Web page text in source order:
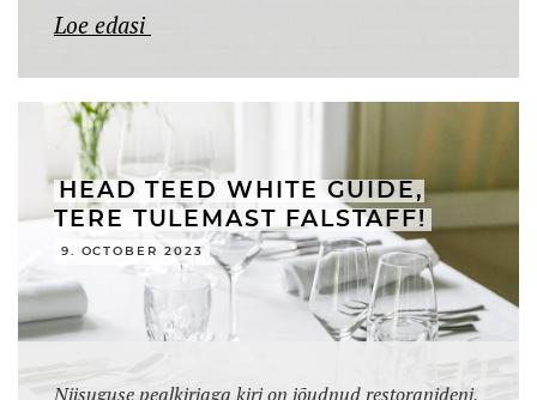
Loe edasi
HEAD TEED WHITE GUIDE,
TERE TULEMAST FALSTAFF!
9. OCTOBER 2023
Niisuguse pealkirjaga kiri on jõudnud restoranideni,